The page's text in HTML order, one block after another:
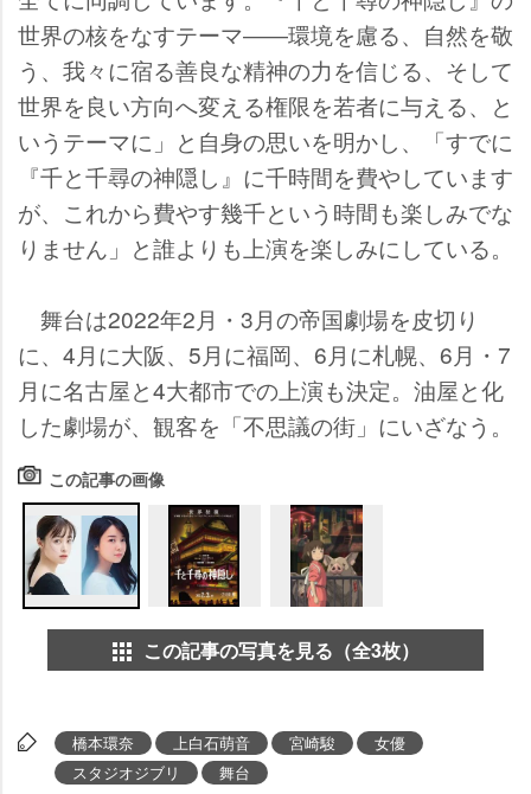
世界の核をなすテーマ――環境を慮る、自然を敬
う、我々に宿る善良な精神の力を信じる、そして
世界を良い方向へ変える権限を若者に与える、と
いうテーマに」と自身の思いを明かし、「すでに
『千と千尋の神隠し』に千時間を費やしています
が、これから費やす幾千という時間も楽しみでな
りません」と誰よりも上演を楽しみにしている。
舞台は2022年2月・3月の帝国劇場を皮切り
に、4月に大阪、5月に福岡、6月に札幌、6月・7
月に名古屋と4大都市での上演も決定。油屋と化
した劇場が、観客を「不思議の街」にいざなう。
この記事の画像
この記事の写真を見る（全3枚）
橋本環奈 上白石萌音 宮崎駿
女優
スタジオジブリ
舞台